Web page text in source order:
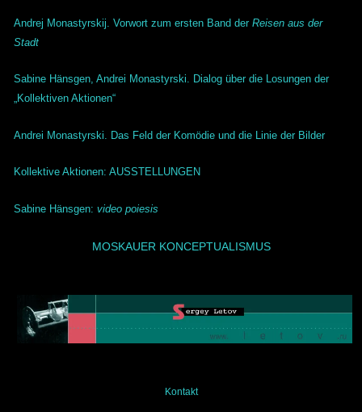
Andrej Monastyrskij. Vorwort zum ersten Band der Reisen aus der
Stadt
Sabine Hänsgen, Andrei Monastyrski. Dialog über die Losungen der
„Kollektiven Aktionen“
Andrei Monastyrski. Das Feld der Komödie und die Linie der Bilder
Kollektive Aktionen: AUSSTELLUNGEN
Sabine Hänsgen: video poiesis
MOSKAUER KONCEPTUALISMUS
Kontakt